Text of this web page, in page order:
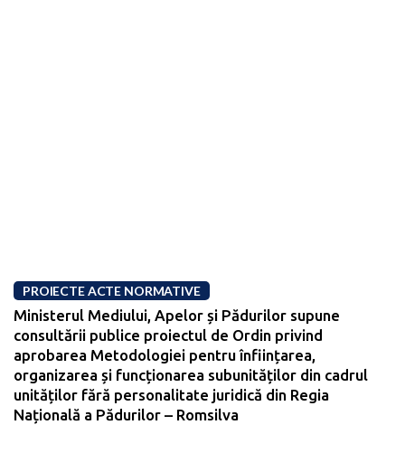
PROIECTE ACTE NORMATIVE
Ministerul Mediului, Apelor și Pădurilor supune
consultării publice proiectul de Ordin privind
aprobarea Metodologiei pentru înființarea,
organizarea și funcționarea subunităților din cadrul
unităților fără personalitate juridică din Regia
Națională a Pădurilor – Romsilva